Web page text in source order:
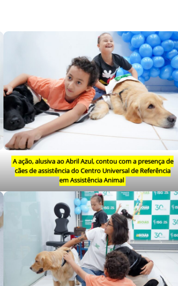
A ação, alusiva ao Abril Azul, contou com a presença de
cães de assistência do Centro Universal de Referência
em Assistência Animal